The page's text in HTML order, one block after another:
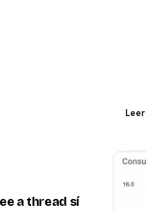
Leer
a thread sí